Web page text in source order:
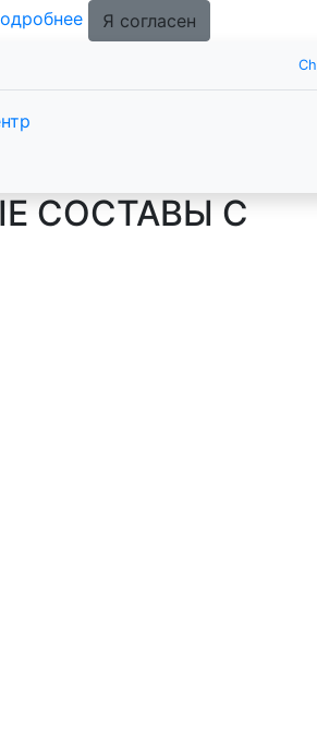
Я согласен
СОСТАВЫ С